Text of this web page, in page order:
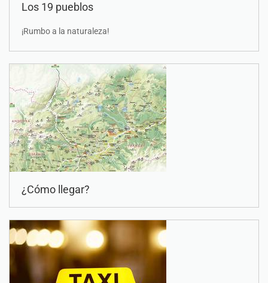
Los 19 pueblos
¡Rumbo a la naturaleza!
¿Cómo llegar?